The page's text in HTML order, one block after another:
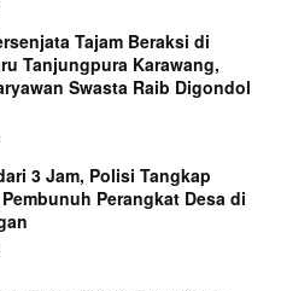
Tajam Beraksi di
Tanjungpura Karawang,
Swasta Raib Digondol
3 Jam, Polisi Tangkap
Perangkat Desa di